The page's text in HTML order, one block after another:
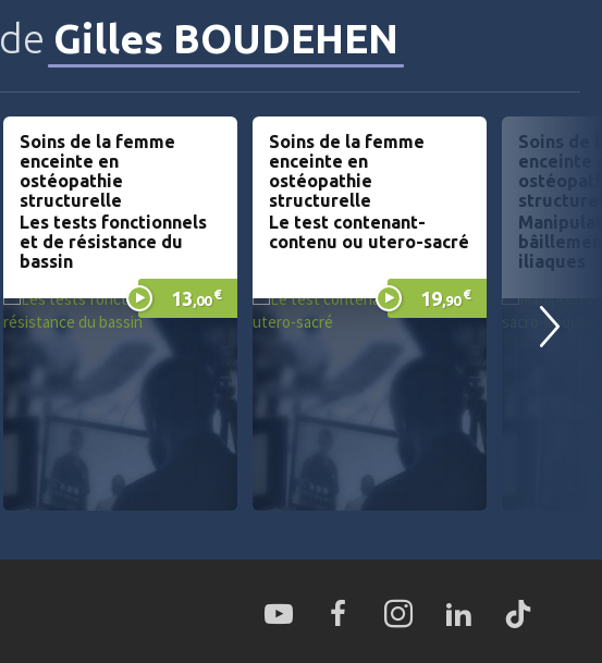
de Gilles BOUDEHEN
Soins de la femme
enceinte en
ostéopathie
structurelle
Les tests fonctionnels
et de résistance du
bassin
13,00€
Soins de la femme
enceinte en
ostéopathie
structurelle
Le test contenant-
contenu ou utero-sacré
19,90€
Soins de
enceinte
iliaques